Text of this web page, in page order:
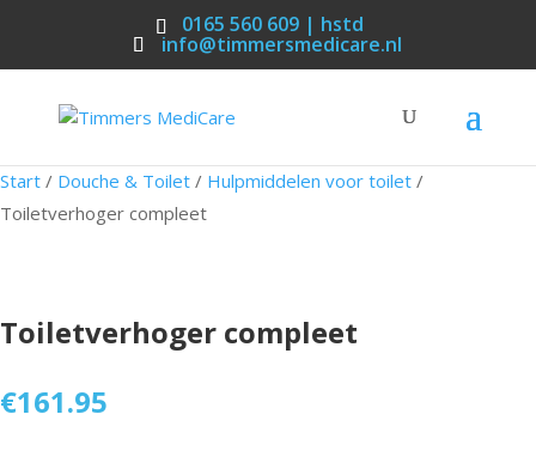
0165 560 609 | hstd
info@timmersmedicare.nl
Start / Douche & Toilet / Hulpmiddelen voor toilet /
Toiletverhoger compleet
Toiletverhoger compleet
€161.95